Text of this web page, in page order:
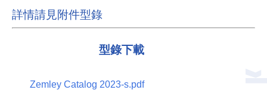
詳情請見附件型錄
型錄下載
Zemley Catalog 2023-s.pdf